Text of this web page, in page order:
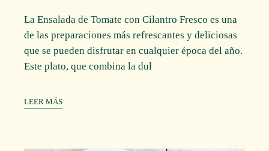
La Ensalada de Tomate con Cilantro Fresco es una
de las preparaciones más refrescantes y deliciosas
que se pueden disfrutar en cualquier época del año.
Este plato, que combina la dul
LEER MÁS